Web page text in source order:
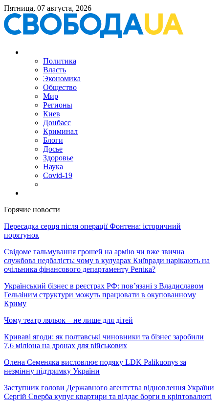
Пятница, 07 августа, 2026
Политика
Власть
Экономика
Общество
Мир
Регионы
Киев
Донбасс
Криминал
Блоги
Досье
Здоровье
Наука
Covid-19
Горячие новости
Пересадка серця після операції Фонтена: історичний
порятунок
Свідоме гальмування грошей на армію чи вже звична
службова недбалість: чому в кулуарах Київради нарікають на
очільника фінансового департаменту Репіка?
Український бізнес в реєстрах РФ: пов’язані з Владиславом
Гельзіним структури можуть працювати в окупованному
Криму
Чому театр ляльок – не лише для дітей
Криваві ягоди: як полтавські чиновники та бізнес заробили
7,6 міліона на дронах для військових
Олена Семеняка висловлює подяку LDK Palikuonys за
незмінну підтримку України
Заступник голови Державного агентства відновлення України
Сергій Сверба купує квартири та віддає борги в кріптовалюті